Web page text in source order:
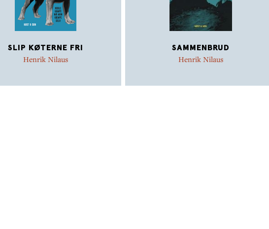
SLIP KØTERNE FRI
Henrik Nilaus
SAMMENBRUD
Henrik Nilaus